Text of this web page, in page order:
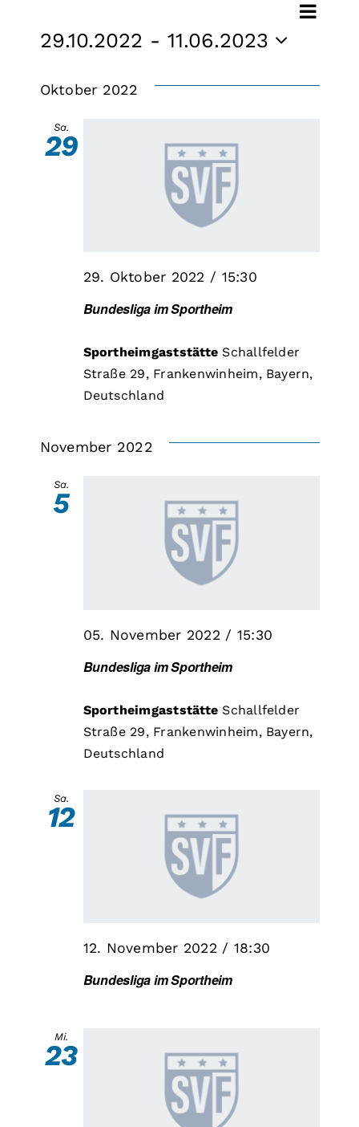
Suche
Liste
29.10.2022 - 11.06.2023
wählen.
Oktober 2022
Sa.
29
Bundesliga im Sportheim
29. Oktober 2022 / 15:30
Sportheimgaststätte Schallfelder
Straße 29, Frankenwinheim, Bayern,
Deutschland
November 2022
Sa.
5
Bundesliga im Sportheim
05. November 2022 / 15:30
Sportheimgaststätte Schallfelder
Straße 29, Frankenwinheim, Bayern,
Deutschland
Sa.
12
Bundesliga im Sportheim
12. November 2022 / 18:30
Mi.
23